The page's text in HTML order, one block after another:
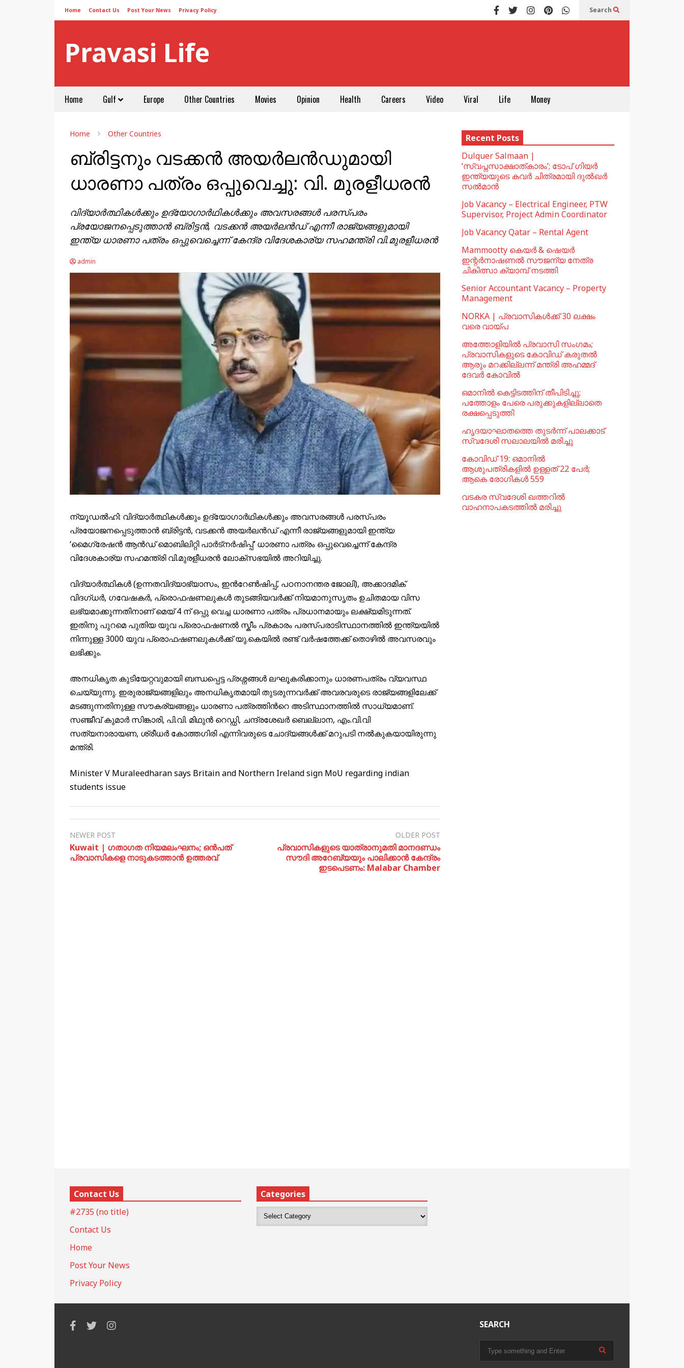
Home Contact Us Post Your News Privacy Policy Search
Pravasi Life
Home Gulf Europe Other Countries Movies Opinion Health Careers Video Viral Life Money
Home Other Countries
ബ്രിട്ടനും വടക്കൻ അയർലൻഡുമായി
ധാരണാ പത്രം ഒപ്പുവെച്ചു: വി. മുരളീധരൻ
വിദ്യാർത്ഥികൾക്കും ഉദ്യോഗാർഥികൾക്കും അവസരങ്ങൾ പരസ്പരം
പ്രയോജനപ്പെടുത്താൻ ബ്രിട്ടൻ, വടക്കൻ അയർലൻഡ് എന്നീ രാജ്യങ്ങളുമായി
ഇന്ത്യ ധാരണാ പത്രം ഒപ്പുവെച്ചെന്ന് കേന്ദ്ര വിദേശകാര്യ സഹമന്ത്രി വി.മുരളീധരൻ
admin
ന്യൂഡൽഹി: വിദ്യാർത്ഥികൾക്കും ഉദ്യോഗാർഥികൾക്കും അവസരങ്ങൾ പരസ്പരം
പ്രയോജനപ്പെടുത്താൻ ബ്രിട്ടൻ, വടക്കൻ അയർലൻഡ് എന്നീ രാജ്യങ്ങളുമായി ഇന്ത്യ
‘മൈഗ്രേഷൻ ആൻ‍ഡ് മൊബിലിറ്റി പാർട്നർഷിപ്പ്’ ധാരണാ പത്രം ഒപ്പുവെച്ചെന്ന് കേന്ദ്ര
വിദേശകാര്യ സഹമന്ത്രി വി.മുരളീധരൻ ലോക്സഭയിൽ അറിയിച്ചു.
വിദ്യാർത്ഥികൾ (ഉന്നതവിദ്യാഭ്യാസം, ഇന്‍റേൺഷിപ്പ്, പഠനാനന്തര ജോലി), അക്കാദമിക്
വിദഗ്ധർ, ഗവേഷകർ, പ്രൊഫഷണലുകൾ തുടങ്ങിയവർക്ക് നിയമാനുസൃതം ഉചിതമായ വിസ
ലഭ്യമാക്കുന്നതിനാണ് മെയ് 4 ന് ഒപ്പു വെച്ച ധാരണാ പത്രം പ്രധാനമായും ലക്ഷ്യമിടുന്നത്.
ഇതിനു പുറമെ പുതിയ യുവ പ്രൊഫഷണൽ സ്കീം പ്രകാരം പരസ്പരാടിസ്ഥാനത്തിൽ ഇന്ത്യയിൽ
നിന്നുള്ള 3000 യുവ പ്രൊഫഷണലുകൾക്ക് യു.കെയിൽ രണ്ട് വർഷത്തേക്ക് തൊഴിൽ അവസരവും
ലഭിക്കും.
അനധികൃത കുടിയേറ്റവുമായി ബന്ധപ്പെട്ട പ്രശ്നങ്ങൾ ലഘൂകരിക്കാനും ധാരണപത്രം വ്യവസ്ഥ
ചെയ്യുന്നു. ഇരുരാജ്യങ്ങളിലും അനധികൃതമായി തുടരുന്നവർക്ക് അവരവരുടെ രാജ്യങ്ങളിലേക്ക്
മടങ്ങുന്നതിനുള്ള സൗകര്യങ്ങളും ധാരണാ പത്രത്തിന്‍റെ അടിസ്ഥാനത്തിൽ സാധ്യമാണ്.
സഞ്ജീവ് കുമാർ സിങ്കാരി, പി.വി. മിഥുൻ റെഡ്ഡി, ചന്ദ്രശേഖർ ബെല്ലാന, എം.വി.വി
സത്യനാരായണ, ശ്രീധർ കോത്തഗിരി എന്നിവരുടെ ചോദ്യങ്ങൾക്ക് മറുപടി നൽകുകയായിരുന്നു
മന്ത്രി.
Minister V Muraleedharan says Britain and Northern Ireland sign MoU regarding indian
students issue
NEWER POST
Kuwait | ഗതാഗത നിയമലംഘനം; ഒന്‍പത്
പ്രവാസികളെ നാടുകടത്താന്‍ ഉത്തരവ്
OLDER POST
പ്രവാസികളുടെ യാത്രാനുമതി മാനദണ്ഡം
സൗദി അറേബ്യയും പാലിക്കാൻ കേന്ദ്രം
ഇടപെടണം: Malabar Chamber
Recent Posts
Dulquer Salmaan |
‘സ്വപ്നസാക്ഷാത്കാരം’; ടോപ് ഗിയർ
ഇന്ത്യയുടെ കവർ ചിത്രമായി ദുൽഖർ
സൽമാൻ
Job Vacancy – Electrical Engineer, PTW
Supervisor, Project Admin Coordinator
Job Vacancy Qatar – Rental Agent
Mammootty കെയർ & ഷെയർ
ഇന്റർനാഷണൽ സൗജന്യ നേത്ര
ചികിത്സാ ക്യാമ്പ് നടത്തി
Senior Accountant Vacancy – Property
Management
NORKA | പ്രവാസികള്‍ക്ക് 30 ലക്ഷം
വരെ വായ്പ
അത്തോളിയിൽ പ്രവാസി സംഗമം;
പ്രവാസികളുടെ കോവിഡ് കരുതൽ
ആരും മറക്കില്ലന്ന് മന്ത്രി അഹമ്മദ്
ദേവർ കോവിൽ
ഒമാനില്‍ കെട്ടിടത്തിന് തീപിടിച്ചു;
പത്തോളം പേരെ പരുക്കുകളില്ലാതെ
രക്ഷപ്പെടുത്തി
ഹൃദയാഘാതത്തെ തുടർന്ന് പാലക്കാട്
സ്വദേശി സലാലയിൽ മരിച്ചു
കോവിഡ് 19: ഒമാനിൽ
ആശുപത്രികളിൽ ഉള്ളത് 22 പേര്‍;
ആകെ രോഗികൾ 559
വടകര സ്വദേശി ഖത്തറിൽ
വാഹനാപകടത്തിൽ മരിച്ചു
Contact Us
#2735 (no title)
Contact Us
Home
Post Your News
Privacy Policy
Categories
SEARCH